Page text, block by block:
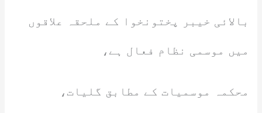
بالائی خیبر پختونخوا کے ملحقہ علاقوں
میں موسمی نظام فعال ہے،
محکمہ موسمیات کے مطابق گلیات،